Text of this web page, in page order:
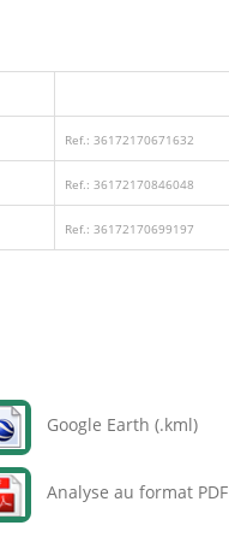
Ref.: 36172170671632
Ref.: 36172170846048
Ref.: 36172170699197
Google Earth (.kml)
Analyse au format PDF